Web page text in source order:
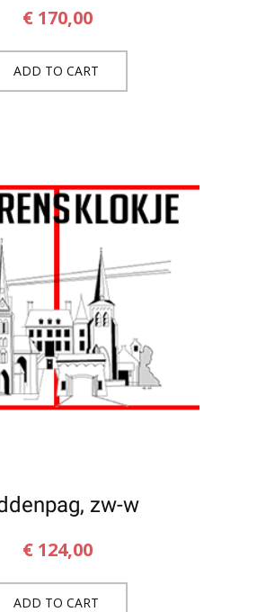
€ 170,00
ADD TO CART
zw-w
€ 124,00
ADD TO CART